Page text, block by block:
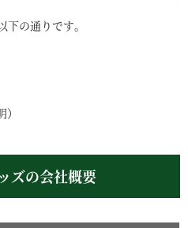
の通りです。
ズの会社概要